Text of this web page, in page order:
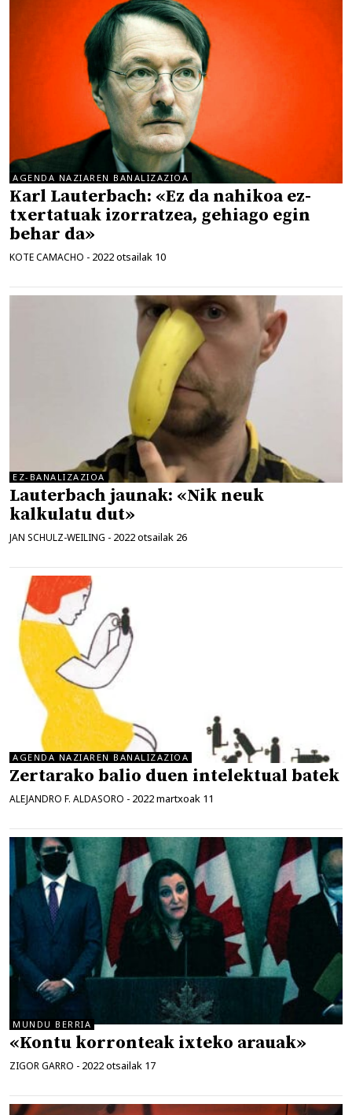
AGENDA NAZIAREN BANALIZAZIOA
Karl Lauterbach: «Ez da nahikoa ez-
txertatuak izorratzea, gehiago egin
behar da»
KOTE CAMACHO - 2022 otsailak 10
EZ-BANALIZAZIOA
Lauterbach jaunak: «Nik neuk
kalkulatu dut»
JAN SCHULZ-WEILING - 2022 otsailak 26
AGENDA NAZIAREN BANALIZAZIOA
Zertarako balio duen intelektual batek
ALEJANDRO F. ALDASORO - 2022 martxoak 11
MUNDU BERRIA
«Kontu korronteak ixteko arauak»
ZIGOR GARRO - 2022 otsailak 17